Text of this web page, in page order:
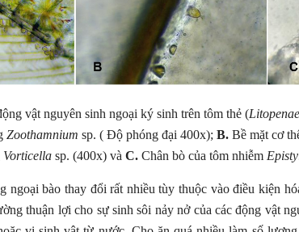
vật nguyên sinh ngoại ký sinh trên tôm thẻ (
Zoothamnium sp. ( Độ phóng đại 400x); B. Bề mặt cơ
Vorticella sp. (400x) và C. Chân bò của tôm nhiễm
ngoại bào thay đổi rất nhiều tùy thuộc vào điều kiện
thuận lợi cho sự sinh sôi nảy nở của các động vật